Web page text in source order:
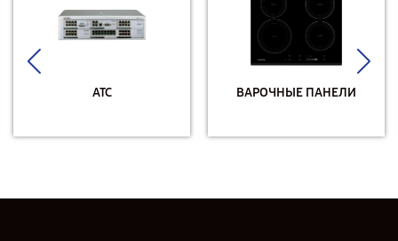
АТС ВАРОЧНЫЕ ПАНЕЛИ